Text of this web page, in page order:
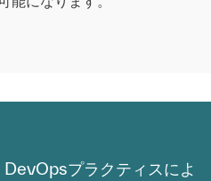
プラクティスによ